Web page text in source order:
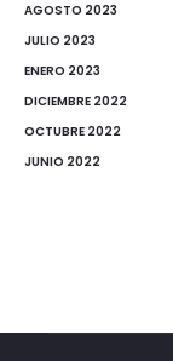
AGOSTO 2023
JULIO 2023
ENERO 2023
DICIEMBRE 2022
OCTUBRE 2022
JUNIO 2022